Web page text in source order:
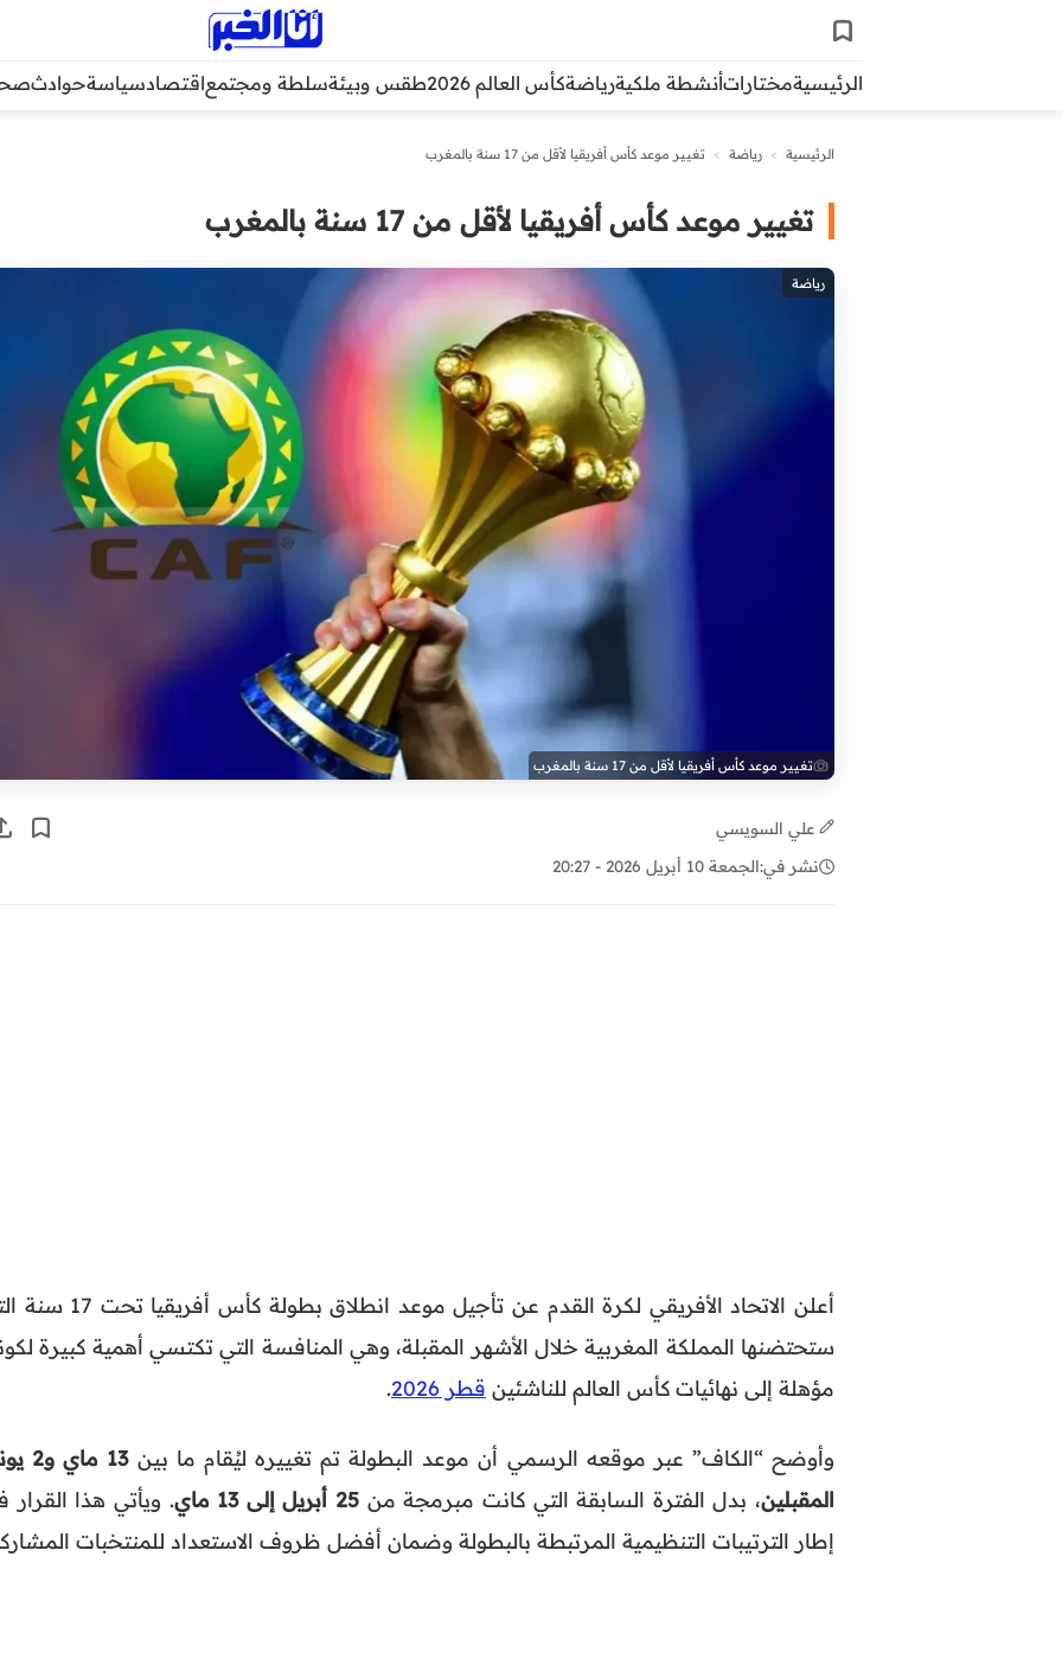
الرئيسيةمختاراتأنشطة ملكيةرياضةكأس العالم 2026 طقس وبيئةسلطة ومجتمعاقتصادسياسةحوادث
الرئيسية > رياضة > تغيير موعد كأس أفريقيا لأقل من 17 سنة بالمغرب
تغيير موعد كأس أفريقيا لأقل من 17 سنة بالمغرب
رياضة
تغيير موعد كأس أفريقيا لأقل من 17 سنة بالمغرب
علي السويسي
نشر في:الجمعة 10 أبريل 2026 - 20:27
أعلن الاتحاد الأفريقي لكرة القدم عن تأجيل موعد انطلاق بطولة
ستحتضنها المملكة المغربية خلال الأشهر المقبلة، وهي المنافسة التي تكتسي أهمية كبيرة
مؤهلة إلى نهائيات كأس العالم للناشئين قطر 2026 .
وأوضح “الكاف” عبر موقعه الرسمي أن موعد البطولة تم تغييره ليُقام ما بين
13 ماي
المقبلين، بدل الفترة السابقة التي كانت مبرمجة من 25 أبريل إلى 13 ماي
. ويأتي هذا القرار
إطار الترتيبات التنظيمية المرتبطة بالبطولة وضمان أفضل ظروف الاستعداد للمنتخبات